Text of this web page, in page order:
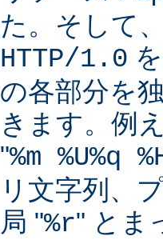
た。そして
HTTP/1.0
の各部分を
きます。例
"%m %U%q
リ文字列、
局 "%r" とま